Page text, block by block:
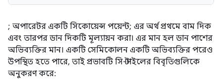
; অপারেটর একটি সিকোয়েন্স পয়েন্ট; এর অর্থ প্রথমে বাম দিক
এবং তারপর ডান দিকটি মূল্যায়ন করা। এর মান হল ডান পাশের
অভিব্যক্তির মান। একটি সেমিকোলন একটি অভিব্যক্তির পরেও
উপস্থিত হতে পারে, তাই প্রভাবটি সি-স্টাইলের বিবৃতিগুলিকে
অনুকরণ করে: